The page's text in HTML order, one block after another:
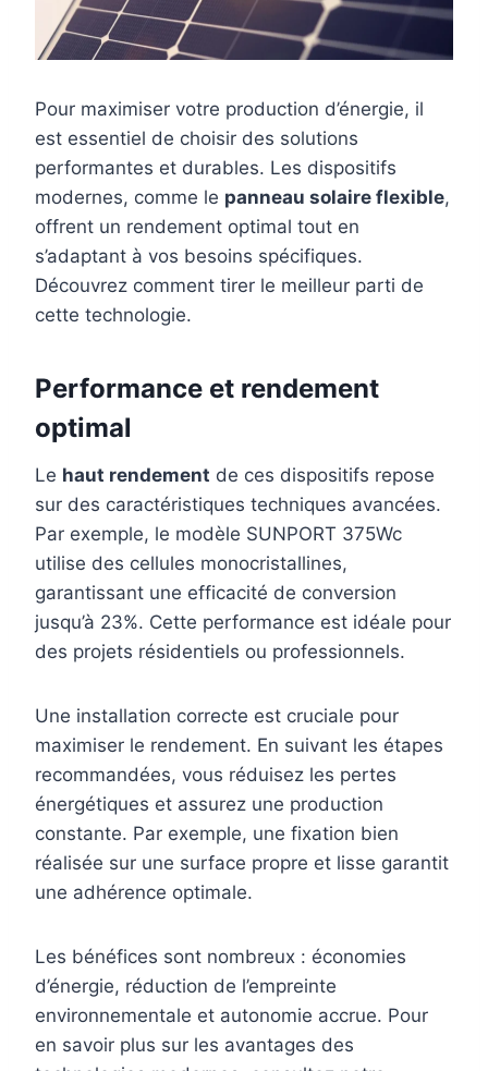
Pour maximiser votre production d’énergie, il
est essentiel de choisir des solutions
performantes et durables. Les dispositifs
modernes, comme le panneau solaire flexible,
offrent un rendement optimal tout en
s’adaptant à vos besoins spécifiques.
Découvrez comment tirer le meilleur parti de
cette technologie.
Performance et rendement
optimal
Le haut rendement de ces dispositifs repose
sur des caractéristiques techniques avancées.
Par exemple, le modèle SUNPORT 375Wc
utilise des cellules monocristallines,
garantissant une efficacité de conversion
jusqu’à 23%. Cette performance est idéale pour
des projets résidentiels ou professionnels.
Une installation correcte est cruciale pour
maximiser le rendement. En suivant les étapes
recommandées, vous réduisez les pertes
énergétiques et assurez une production
constante. Par exemple, une fixation bien
réalisée sur une surface propre et lisse garantit
une adhérence optimale.
Les bénéfices sont nombreux : économies
d’énergie, réduction de l’empreinte
environnementale et autonomie accrue. Pour
en savoir plus sur les avantages des